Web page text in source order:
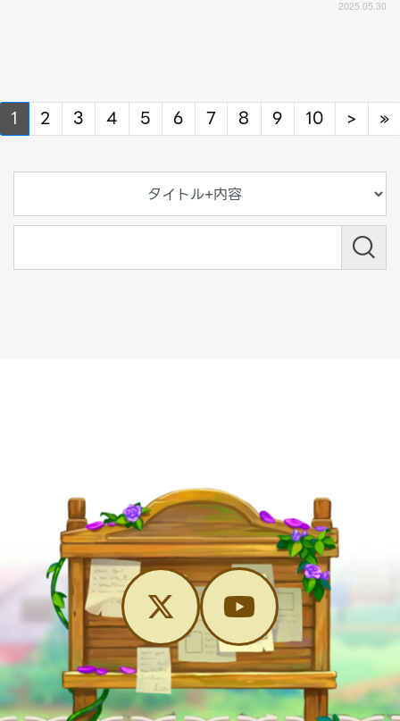
2025.05.30
1 2 3 4 5 6 7 8 9 10 > Next
»